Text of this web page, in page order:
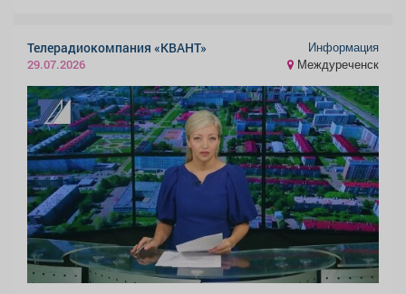
Телерадиокомпания «КВАНТ»
29.07.2026
Информация
Междуреченск